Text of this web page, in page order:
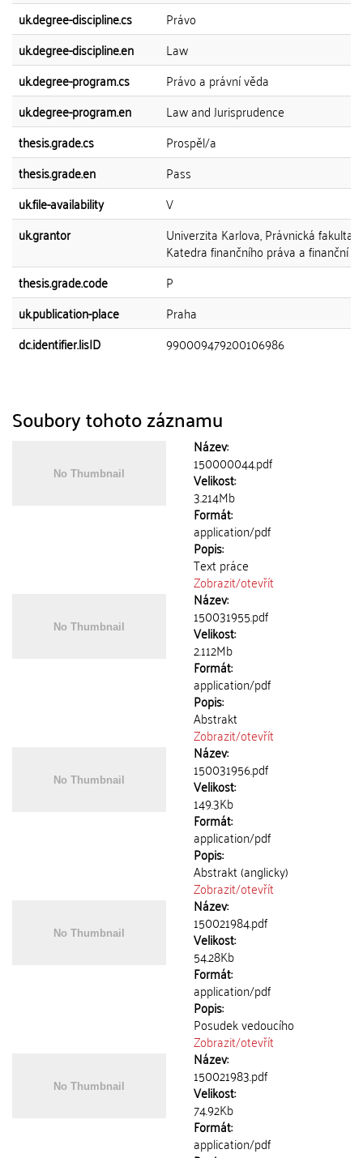
uk.degree-discipline.cs
Právo
uk.degree-discipline.en
Law
uk.degree-program.cs
Právo a právní věda
uk.degree-program.en
Law and Jurisprudence
thesis.grade.cs
Prospěl/a
thesis.grade.en
Pass
uk.file-availability
V
uk.grantor
Univerzita Karlova, Právnická fakulta,
Katedra finančního práva a finanční
thesis.grade.code
P
uk.publication-place
Praha
dc.identifier.lisID
990009479200106986
Soubory tohoto záznamu
Název:
150000044.pdf
Velikost:
3.214Mb
Formát:
application/pdf
Popis:
Text práce
Zobrazit/otevřít
Název:
150031955.pdf
Velikost:
2.112Mb
Formát:
application/pdf
Popis:
Abstrakt
Zobrazit/otevřít
Název:
150031956.pdf
Velikost:
149.3Kb
Formát:
application/pdf
Popis:
Abstrakt (anglicky)
Zobrazit/otevřít
Název:
150021984.pdf
Velikost:
54.28Kb
Formát:
application/pdf
Popis:
Posudek vedoucího
Zobrazit/otevřít
Název:
150021983.pdf
Velikost:
74.92Kb
Formát:
application/pdf